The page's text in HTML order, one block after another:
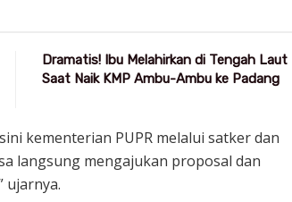
Dramatis! Ibu Melahirkan di Tengah Laut
Saat Naik KMP Ambu-Ambu ke Padang
kementerian PUPR melalui satker dan
langsung mengajukan proposal dan
ujarnya.